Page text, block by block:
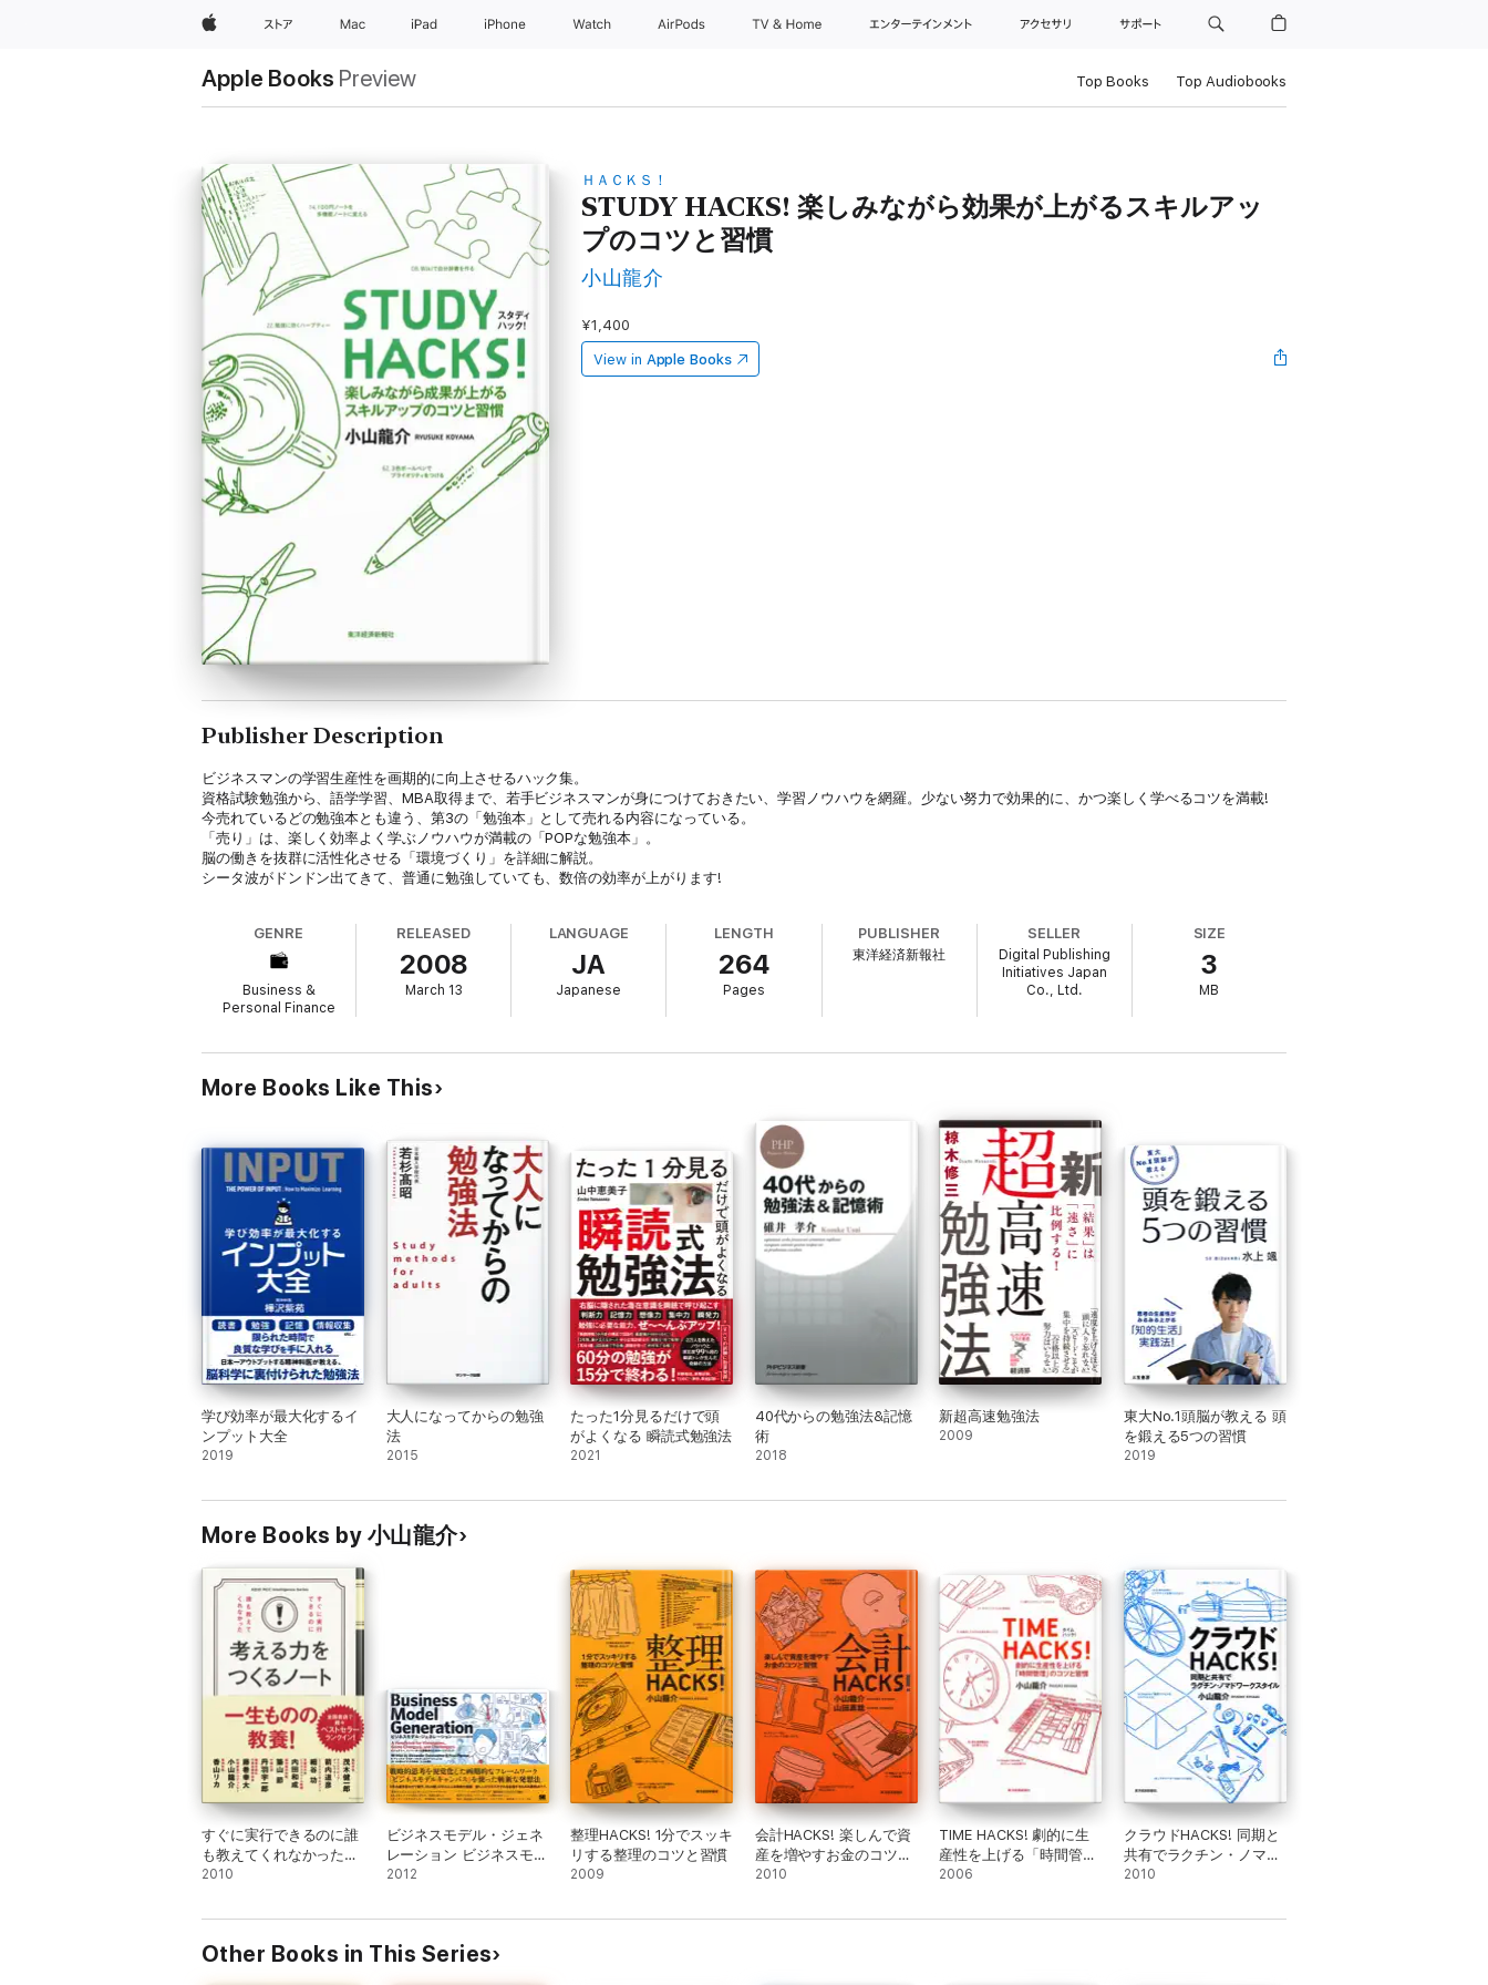
Appleストア Mac iPad iPhone Watch AirPods TV & Home エンターテインメント アクセサリ サポート
Apple Books Preview Top Books Top Audiobooks
ＨＡＣＫＳ！
STUDY HACKS! 楽しみながら効果が上がるスキルアッ
プのコツと習慣
小山龍介
¥1,400
View in Apple Books
Publisher Description
ビジネスマンの学習生産性を画期的に向上させるハック集。
資格試験勉強から、語学学習、MBA取得まで、若手ビジネスマンが身につけておきたい、学習ノウハウを網羅。少ない努力で効果的に、かつ楽しく学べるコツを満載!
今売れているどの勉強本とも違う、第3の「勉強本」として売れる内容になっている。
「売り」は、楽しく効率よく学ぶノウハウが満載の「POPな勉強本」。
脳の働きを抜群に活性化させる「環境づくり」を詳細に解説。
シータ波がドンドン出てきて、普通に勉強していても、数倍の効率が上がります!
GENRE
Business &
Personal Finance
RELEASED
2008
March 13
LANGUAGE
JA
Japanese
LENGTH
264
Pages
PUBLISHER
東洋経済新報社
SELLER
Digital Publishing
Initiatives Japan
Co., Ltd.
SIZE
3
MB
More Books Like This
学び効率が最大化するイ
ンプット大全
2019
大人になってからの勉強
法
2015
たった1分見るだけで頭
がよくなる 瞬読式勉強法
2021
40代からの勉強法&記憶
術
2018
新超高速勉強法
2009
東大No.1頭脳が教える 頭
を鍛える5つの習慣
2019
More Books by 小山龍介
すぐに実行できるのに誰
も教えてくれなかった考
える力をつくるノート
2010
ビジネスモデル・ジェネ
レーション ビジネスモデ
ル設計書
2012
整理HACKS! 1分でスッキ
リする整理のコツと習慣
2009
会計HACKS! 楽しんで資
産を増やすお金のコツと
習慣
2010
TIME HACKS! 劇的に生
産性を上げる「時間管
理」のコツと習慣
2006
クラウドHACKS! 同期と
共有でラクチン・ノマド
ワークスタイル
2010
Other Books in This Series